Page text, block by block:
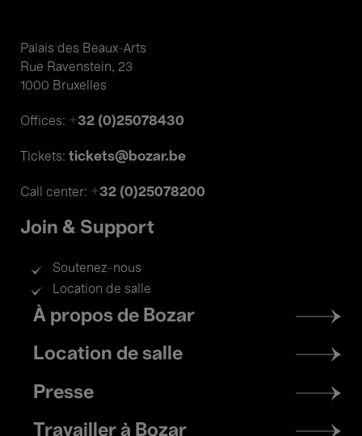
Palais des Beaux-Arts
Rue Ravenstein, 23
1000 Bruxelles
Offices: +32 (0)25078430
Tickets: tickets@bozar.be
Call center: +32 (0)25078200
Join & Support
Soutenez-nous
Location de salle
Footer
menu
À propos de Bozar
Location de salle
Presse
Travailler à Bozar